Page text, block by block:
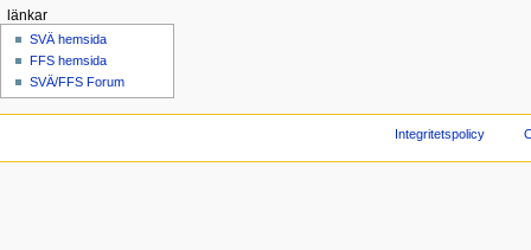
länkar
SVÄ hemsida
FFS hemsida
SVÄ/FFS Forum
Integritetspolicy